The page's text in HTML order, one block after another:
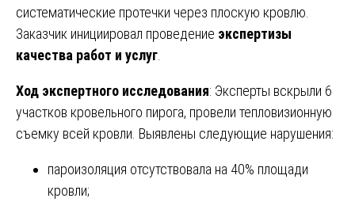
систематические протечки через плоскую кровлю.
Заказчик инициировал проведение экспертизы
качества работ и услуг
Ход экспертного исследования: Эксперты вскрыли 6
участков кровельного пирога, провели тепловизионную
съемку всей кровли. Выявлены следующие нарушения:
пароизоляция отсутствовала на 40% площади
кровли;